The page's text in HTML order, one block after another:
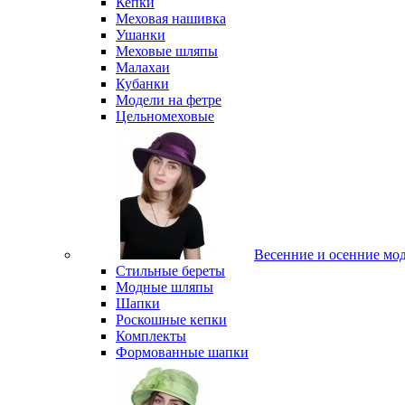
Меховая нашивка
Ушанки
Меховые шляпы
Малахаи
Кубанки
Модели на фетре
Цельномеховые
Весенние и осенние
Стильные береты
Модные шляпы
Шапки
Роскошные кепки
Комплекты
Формованные шапки